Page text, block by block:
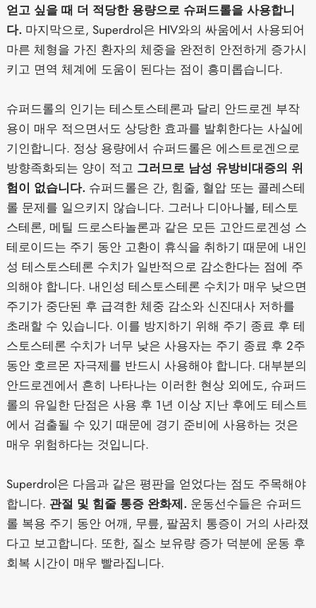
얻고 싶을 때 더 적당한 용량으로 슈퍼드롤을 사용합니
다. 마지막으로, Superdrol은 HIV와의 싸움에서 사용되어
마른 체형을 가진 환자의 체중을 완전히 안전하게 증가시
키고 면역 체계에 도움이 된다는 점이 흥미롭습니다.
슈퍼드롤의 인기는 테스토스테론과 달리 안드로겐 부작
용이 매우 적으면서도 상당한 효과를 발휘한다는 사실에
기인합니다. 정상 용량에서 슈퍼드롤은 에스트로겐으로
방향족화되는 양이 적고 그러므로 남성 유방비대증의 위
험이 없습니다. 슈퍼드롤은 간, 힘줄, 혈압 또는 콜레스테
롤 문제를 일으키지 않습니다. 그러나 디아나볼, 테스토
스테론, 메틸 드로스타놀론과 같은 모든 고안드로겐성 스
테로이드는 주기 동안 고환이 휴식을 취하기 때문에 내인
성 테스토스테론 수치가 일반적으로 감소한다는 점에 주
의해야 합니다. 내인성 테스토스테론 수치가 매우 낮으면
주기가 중단된 후 급격한 체중 감소와 신진대사 저하를
초래할 수 있습니다. 이를 방지하기 위해 주기 종료 후 테
스토스테론 수치가 너무 낮은 사용자는 주기 종료 후 2주
동안 호르몬 자극제를 반드시 사용해야 합니다. 대부분의
안드로겐에서 흔히 나타나는 이러한 현상 외에도, 슈퍼드
롤의 유일한 단점은 사용 후 1년 이상 지난 후에도 테스트
에서 검출될 수 있기 때문에 경기 준비에 사용하는 것은
매우 위험하다는 것입니다.
Superdrol은 다음과 같은 평판을 얻었다는 점도 주목해야
합니다. 관절 및 힘줄 통증 완화제. 운동선수들은 슈퍼드
롤 복용 주기 동안 어깨, 무릎, 팔꿈치 통증이 거의 사라졌
다고 보고합니다. 또한, 질소 보유량 증가 덕분에 운동 후
회복 시간이 매우 빨라집니다.